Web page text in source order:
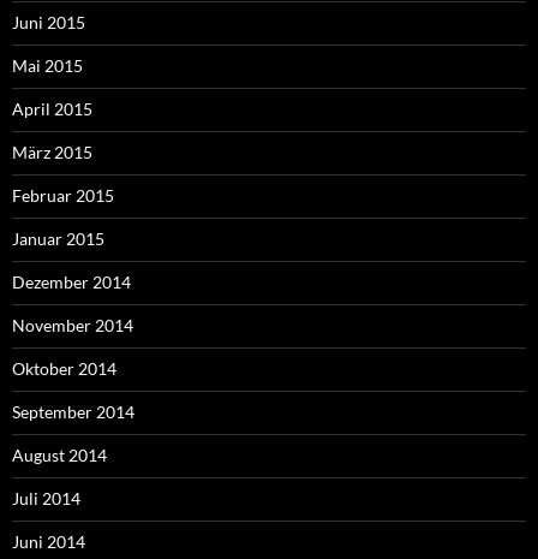
Juni 2015
Mai 2015
April 2015
März 2015
Februar 2015
Januar 2015
Dezember 2014
November 2014
Oktober 2014
September 2014
August 2014
Juli 2014
Juni 2014